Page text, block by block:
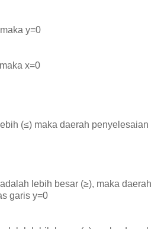
y=0
x=0
(≤) maka daerah penyelesaian
lebih besar (≥), maka daerah
garis y=0